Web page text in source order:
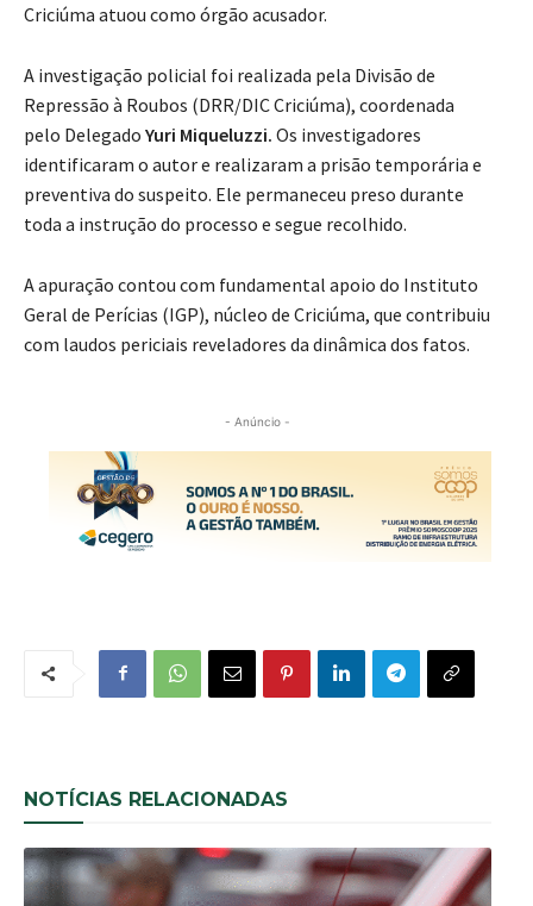
Criciúma atuou como órgão acusador.
A investigação policial foi realizada pela Divisão de
Repressão à Roubos (DRR/DIC Criciúma), coordenada
pelo Delegado Yuri Miqueluzzi. Os investigadores
identificaram o autor e realizaram a prisão temporária e
preventiva do suspeito. Ele permaneceu preso durante
toda a instrução do processo e segue recolhido.
A apuração contou com fundamental apoio do Instituto
Geral de Perícias (IGP), núcleo de Criciúma, que contribuiu
com laudos periciais reveladores da dinâmica dos fatos.
- Anúncio -
NOTÍCIAS RELACIONADAS